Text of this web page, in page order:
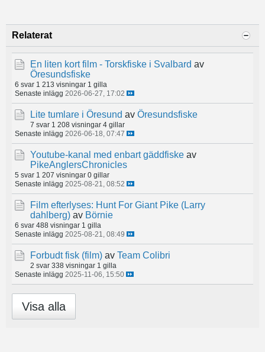
Relaterat
En liten kort film - Torskfiske i Svalbard av
Öresundsfiske
6 svar 1 213 visningar 1 gilla
Senaste inlägg 2026-06-27, 17:02
Lite tumlare i Öresund av Öresundsfiske
7 svar 1 208 visningar 4 gillar
Senaste inlägg 2026-06-18, 07:47
Youtube-kanal med enbart gäddfiske av
PikeAnglersChronicles
5 svar 1 207 visningar 0 gillar
Senaste inlägg 2025-08-21, 08:52
Film efterlyses: Hunt For Giant Pike (Larry
dahlberg) av Börnie
6 svar 488 visningar 1 gilla
Senaste inlägg 2025-08-21, 08:49
Forbudt fisk (film) av Team Colibri
2 svar 338 visningar 1 gilla
Senaste inlägg 2025-11-06, 15:50
Visa alla